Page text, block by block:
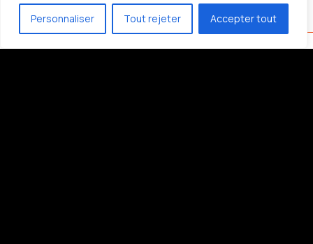
Personnaliser Tout rejeter Accepter tout